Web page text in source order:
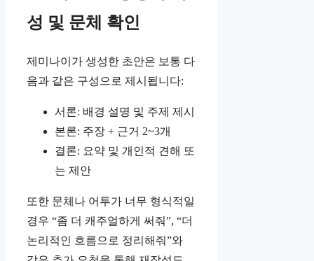
성 및 문체 확인
제미나이가 생성한 초안은 보통 다
음과 같은 구성으로 제시됩니다:
서론: 배경 설명 및 주제 제시
본론: 주장 + 근거 2~3개
결론: 요약 및 개인적 견해 또
는 제안
또한 문체나 어투가 너무 형식적일
경우 “좀 더 캐주얼하게 써줘”, “더
논리적인 흐름으로 정리해줘”와